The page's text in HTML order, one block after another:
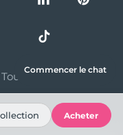
droits réservés
Commencer le chat
Acheter